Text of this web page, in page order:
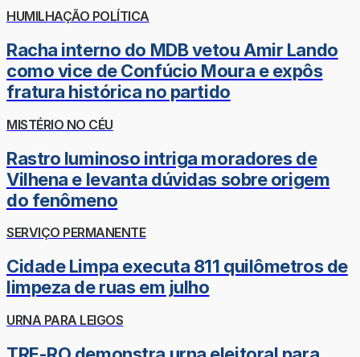
HUMILHAÇÃO POLÍTICA
Racha interno do MDB vetou Amir Lando
como vice de Confúcio Moura e expôs
fratura histórica no partido
MISTÉRIO NO CÉU
Rastro luminoso intriga moradores de
Vilhena e levanta dúvidas sobre origem
do fenômeno
SERVIÇO PERMANENTE
Cidade Limpa executa 811 quilômetros de
limpeza de ruas em julho
URNA PARA LEIGOS